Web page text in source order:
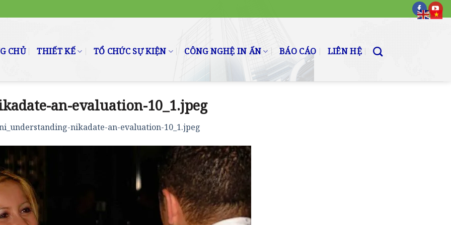
CHỦ THIẾT KẾ TỔ CHỨC SỰ KIỆN CÔNG NGHỆ IN ẤN BÁO CÁO LIÊN HỆ
an-evaluation-10_1.jpeg
nikadate-an-evaluation-10_1.jpeg